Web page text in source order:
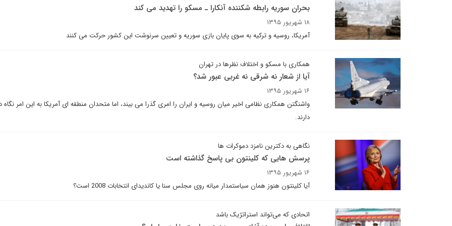
بحران سوریه رابطه شکننده آنکارا ـ مسکو را تهدید می کند
۱۸ شهریور ۱۳۹۵
آمریکا، روسیه و ترکیه به سوی پایان بازی سوریه و تعیین سرنوشت این کشور حرکت می کنند
همکاری با مسکو و اختلاف نظرها در تهران
آیا از شعار نه شرقی نه غربی عبور شد؟
۱۶ شهریور ۱۳۹۵
واشنگتن همکاری نظامی اخیر میان روسیه و ایران را امری گذرا می بیند، اما متحدان منطقه ای آمریکا به این امر نگاه
دارند.
نگاهی به دکترین نامزد دموکرات ها
پرسش هایی که کلینتون بی پاسخ گذاشته است
۱۶ شهریور ۱۳۹۵
آیا کلینتون هنوز همان سیاستمدار میانه روی مجلس سنا یا کاندیدای انتخابات 2008 است؟
اتحادی که می‌تواند استراتژیک باشد